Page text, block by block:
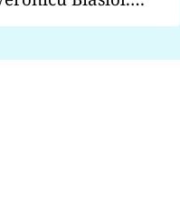
nich falešná a